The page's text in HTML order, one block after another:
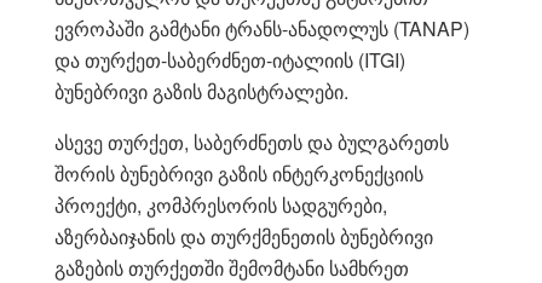
ევროპაში გამტანი ტრანს-ანადოლუს (TANAP)
და თურქეთ-საბერძნეთ-იტალიის (ITGI)
ბუნებრივი გაზის მაგისტრალები.
ასევე თურქეთ, საბერძნეთს და ბულგარეთს
შორის ბუნებრივი გაზის ინტერკონექციის
პროექტი, კომპრესორის სადგურები,
აზერბაიჯანის და თურქმენეთის ბუნებრივი
გაზების თურქეთში შემომტანი სამხრეთ